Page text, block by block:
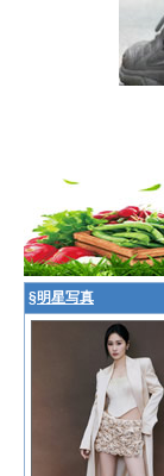
§明星写真